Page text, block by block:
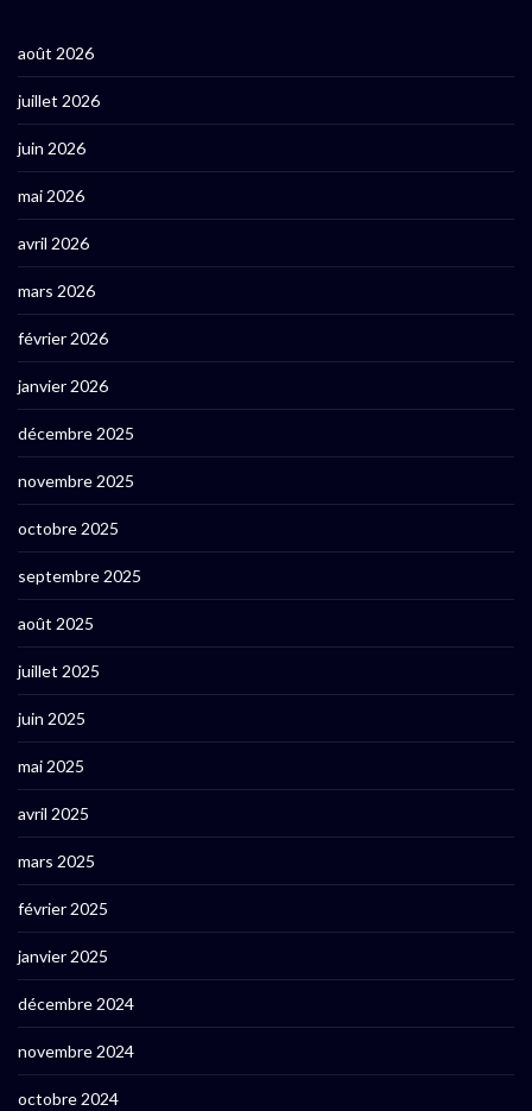
août 2026
juillet 2026
juin 2026
mai 2026
avril 2026
mars 2026
février 2026
janvier 2026
décembre 2025
novembre 2025
octobre 2025
septembre 2025
août 2025
juillet 2025
juin 2025
mai 2025
avril 2025
mars 2025
février 2025
janvier 2025
décembre 2024
novembre 2024
octobre 2024